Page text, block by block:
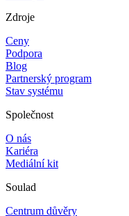
Zdroje
Ceny
Podpora
Blog
Partnerský program
Stav systému
Společnost
O nás
Kariéra
Mediální kit
Soulad
Centrum důvěry